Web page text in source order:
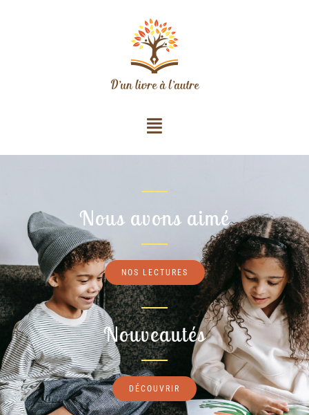
Nous avons aimé
NOS LECTURES
Nouveautés
DÉCOUVRIR